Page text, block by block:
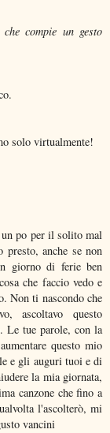
compie un gesto
solo virtualmente!
po per il solito mal
anche se non
giorno di ferie ben
che faccio vedo e
Non ti nascondo che
ascoltavo questo
Le tue parole, con la
questo mio
e gli auguri tuoi e di
la mia giornata,
canzone che fino a
l'ascolterò, mi
vancini